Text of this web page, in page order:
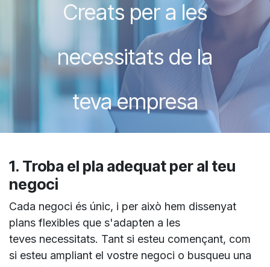
Creats per a les
necessitats de la
teva empresa
1. Troba el pla adequat per al teu
negoci
Cada negoci és únic, i per això hem dissenyat
plans flexibles que s'adapten a les
teves necessitats. Tant si esteu començant, com
si esteu ampliant el vostre negoci o busqueu una